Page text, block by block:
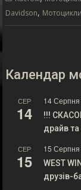
Davidson, Мотоцикли
Календар
СЕР
14
14 Серпня
!!!
драйв
СЕР
15
15 Серпня
WEST
друзів-